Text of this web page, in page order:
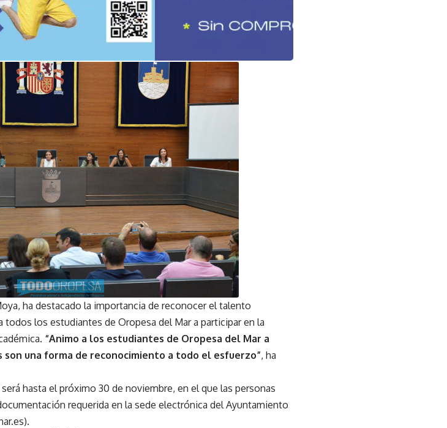
ha destacado la importancia de reconocer el talento
los estudiantes de Oropesa del Mar a participar en la
“Animo a los estudiantes de Oropesa del Mar a
son una forma de reconocimiento a todo el esfuerzo”, ha
hasta el próximo 30 de noviembre, en el que las personas
requerida en la sede electrónica del Ayuntamiento